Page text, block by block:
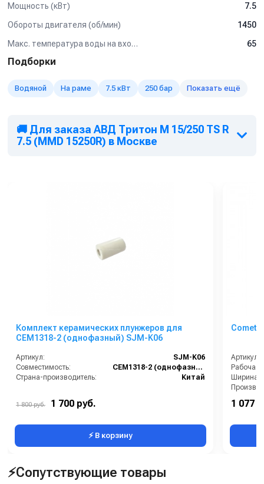
легкого типа так и грузового.
Мойка любых поверхностей, в т.ч. подготовка
абразива
Мойка котлов, теплообменников, испарителей и другого
Мойка полов и открытых площадок
Очистка и дезинфекция полов, поверхностей и
оборудования на
Мощность (кВт)
7.5
Обороты двигателя (об/мин)
1450
Макс. температура воды на входе (°C)
65
Подборки
Водяной На раме 7.5 кВт 250 бар Показать ещё
🚚 Для заказа АВД Тритон M 15/250 TS R
7.5 (MMD 15250R) в Москве
Комплект керамических плунжеров для
CEM1318-2 (однофазный) SJM-K06
Артикул:
SJM-K06
Совместимость:
CEM1318-2 (однофазный, 220 В)
Страна-производитель:
Китай
1 800 руб. 1 700 руб.
⚡ В корзину
Comet
Артикул:
1 077
⚡Сопутствующие товары